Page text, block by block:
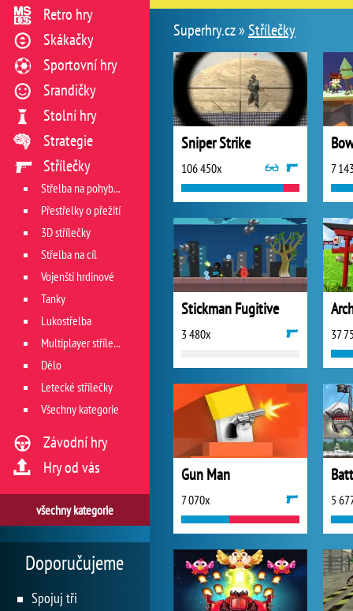
Superhry.cz »Střílečky
Sniper Strike
106 450x 7
Stickman Fugitive
3 480x 37
Gun Man
7 070x 5
Retro hry
Skákačky
Sportovní hry
Srandičky
Stolní hry
Strategie
Střílečky
Střelba na pohyblivý cíl
Přestřelky o přežití
3D střílečky
Střelba na cíl
Vojenští hrdinové
Tanky
Lukostřelba
Multiplayer střílečky
Dělo
Letecké střílečky
Všechny kategorie
Závodní hry
Hry od vás
všechny kategorie
Doporučujeme
Spojuj tři